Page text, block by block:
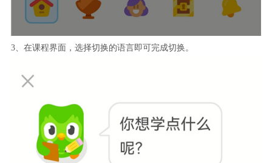
3、在课程界面，选择切换的语言即可完成切换。